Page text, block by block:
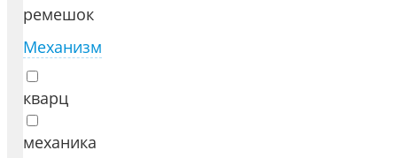
ремешок
Механизм
кварц
механика